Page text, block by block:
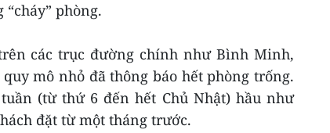
phòng.
các trục đường chính như Bình Minh,
mô nhỏ đã thông báo hết phòng trống.
(từ thứ 6 đến hết Chủ Nhật) hầu như
đặt từ một tháng trước.